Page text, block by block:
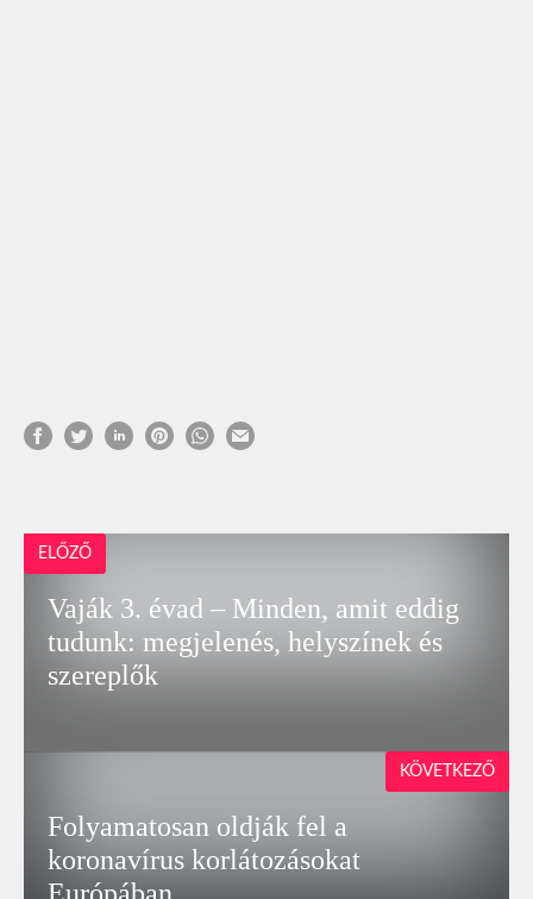
ELŐZŐ
Vaják 3. évad – Minden, amit eddig
tudunk: megjelenés, helyszínek és
szereplők
Folyamatosan oldják fel a
koronavírus korlátozásokat
KÖVETKEZŐ